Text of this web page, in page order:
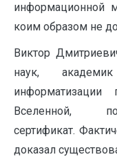
информационной
коим образом не
Виктор
наук,
Вселенной,
сертификат.
доказал